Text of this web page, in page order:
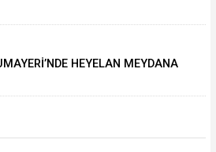
HEYELAN MEYDANA